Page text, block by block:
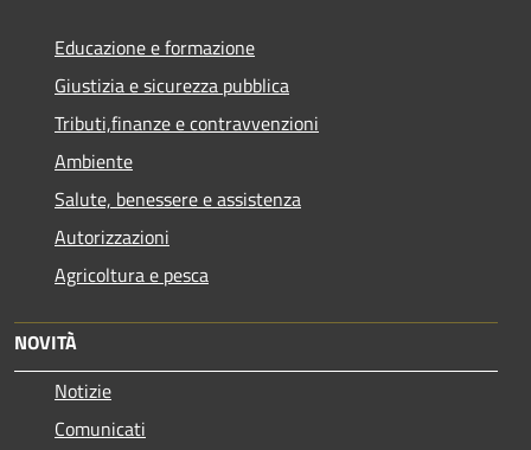
Educazione e formazione
Giustizia e sicurezza pubblica
Tributi,finanze e contravvenzioni
Ambiente
Salute, benessere e assistenza
Autorizzazioni
Agricoltura e pesca
NOVITÀ
Notizie
Comunicati